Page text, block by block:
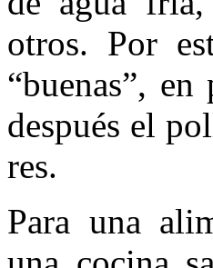
otros. Por
“buenas”,
después el
res.
Para una